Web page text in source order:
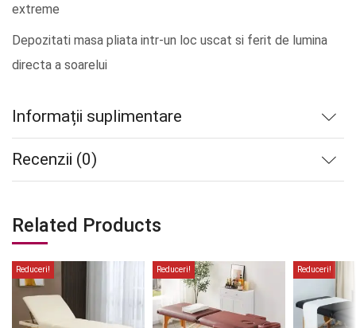
extreme
Depozitati masa pliata intr-un loc uscat si ferit de lumina
directa a soarelui
Informații suplimentare
Recenzii (0)
Related Products
Reduceri! Reduceri! Reduceri!